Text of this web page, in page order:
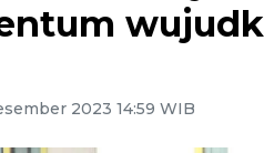
2023 14:59 WIB